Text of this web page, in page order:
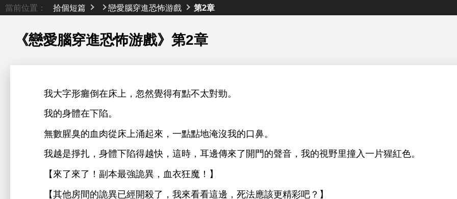
當前位置： 拾個短篇 戀愛腦穿進恐怖游戲 第2章
《戀愛腦穿進恐怖游戲》 第2章
字形癱倒 ，忽然 得 點
太對勁。
陷。
無數腥臭
血肉從 涌起 ， 點點 淹沒
。
越
掙扎， 陷得越 ， ， 邊傳 音， 野里撞入 片猩
。
【
！副本最 詭異，血
狂魔！】
【其
詭異已經 殺 ， 邊，
法應該更精彩吧？】